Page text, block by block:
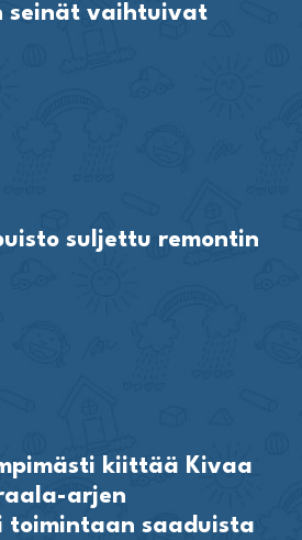
seinät vaihtuivat
suljettu remontin
kiittää Kivaa
arjen
toimintaan saaduista